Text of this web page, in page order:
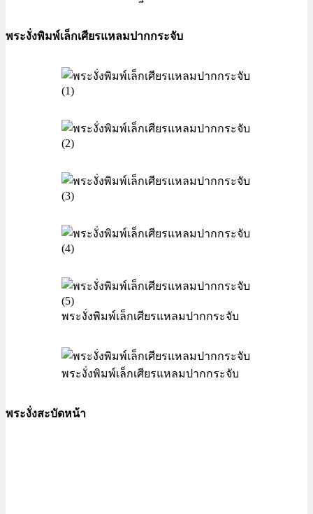
พระงั่งพิมพ์เล็กเศียรแหลมปากกระจับ
พระงั่งพิมพ์เล็กเศียรแหลมปากกระจับ
พระงั่งพิมพ์เล็กเศียรแหลมปากกระจับ
พระงั่งสะบัดหน้า